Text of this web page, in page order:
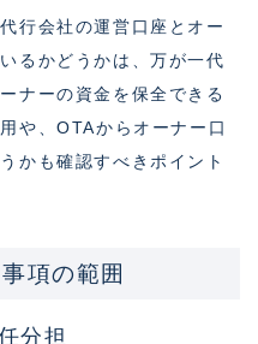
行会社の運営口座とオー
るかどうかは、万が一代
ナーの資金を保全できる
や、OTAからオーナー口
かも確認すべきポイント
項の範囲
分担